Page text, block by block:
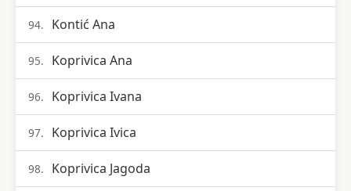
94. Kontić Ana
95. Koprivica Ana
96. Koprivica Ivana
97. Koprivica Ivica
98. Koprivica Jagoda